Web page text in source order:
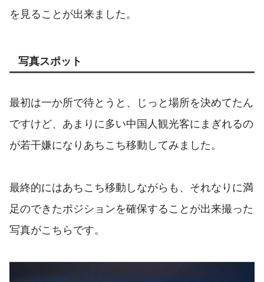
を見ることが出来ました。
写真スポット
最初は一か所で待とうと、じっと場所を決めてたん
ですけど、あまりに多い中国人観光客にまぎれるの
が若干嫌になりあちこち移動してみました。
最終的にはあちこち移動しながらも、それなりに満
足のできたポジションを確保することが出来撮った
写真がこちらです。